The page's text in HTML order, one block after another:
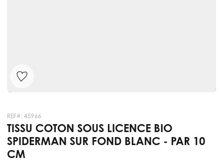
REF#: 45966
TISSU COTON SOUS LICENCE BIO
SPIDERMAN SUR FOND BLANC - PAR 10
CM